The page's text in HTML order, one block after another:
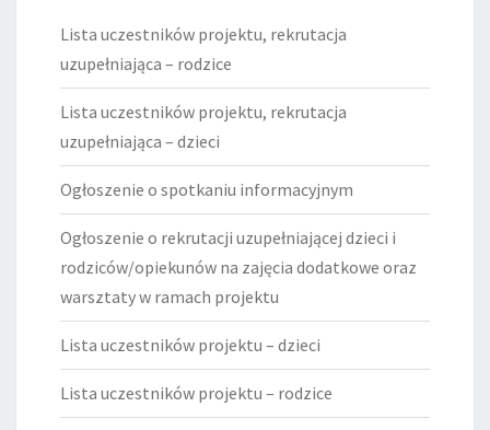
Lista uczestników projektu, rekrutacja
uzupełniająca – rodzice
Lista uczestników projektu, rekrutacja
uzupełniająca – dzieci
Ogłoszenie o spotkaniu informacyjnym
Ogłoszenie o rekrutacji uzupełniającej dzieci i
rodziców/opiekunów na zajęcia dodatkowe oraz
warsztaty w ramach projektu
Lista uczestników projektu – dzieci
Lista uczestników projektu – rodzice